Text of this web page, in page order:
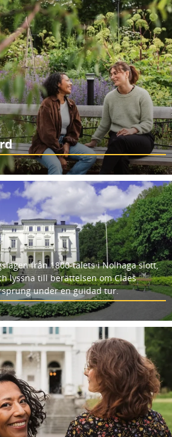
från 1800-talets i Nolhaga slott,
lyssna till berättelsen om Claes
under en guidad tur.